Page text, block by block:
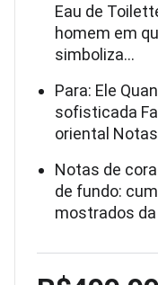
Eau de
homem em
simboliza…
Para: Ele
sofisticada
oriental
Notas de
de fundo:
mostrados